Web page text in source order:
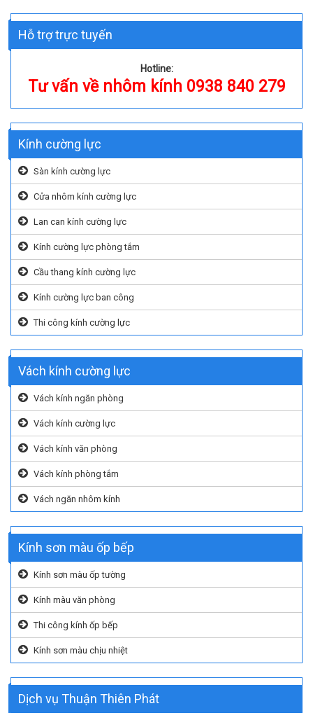
Hỗ trợ trực tuyến
Hotline:
Tư vấn về nhôm kính 0938 840 279
Kính cường lực
Sàn kính cường lực
Cửa nhôm kính cường lực
Lan can kính cường lực
Kính cường lực phòng tắm
Cầu thang kính cường lực
Kính cường lực ban công
Thi công kính cường lực
Vách kính cường lực
Vách kính ngăn phòng
Vách kính cường lực
Vách kính văn phòng
Vách kính phòng tắm
Vách ngăn nhôm kính
Kính sơn màu ốp bếp
Kính sơn màu ốp tường
Kính màu văn phòng
Thi công kính ốp bếp
Kính sơn màu chịu nhiệt
Dịch vụ Thuận Thiên Phát